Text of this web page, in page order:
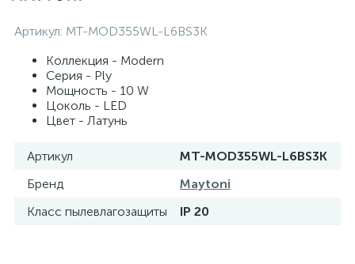
Артикул: MT-MOD355WL-L6BS3K
Коллекция - Modern
Серия - Ply
Мощность - 10 W
Цоколь - LED
Цвет - Латунь
Артикул
MT-MOD355WL-L6BS3K
Бренд
Maytoni
Класс пылевлагозащиты
IP 20